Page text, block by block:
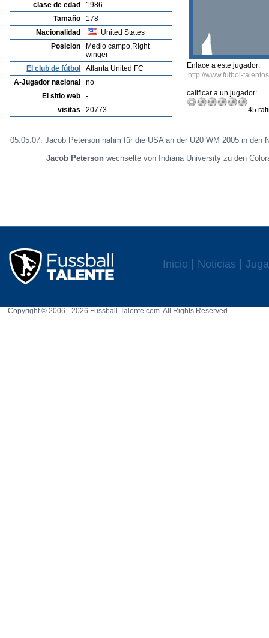
clase de edad
1986
Tamaño
178
Nacionalidad
United States
Posicion
Medio campo,Right
winger
El club de fútbol
Atlanta United FC
A-Jugador nacional
no
El sitio web
-
visitas
20773
Enlace a este jugador:
calificar a un jugador:
45
05.05.07: Jacob Peterson nahm für die USA an der U20 WM 2005 in den
Jacob Peterson wechselte von Indiana University zu den
Inicio Noticias
Copyright © 2006 - 2026 Fussball-Talente.com. All Rights Reserved.